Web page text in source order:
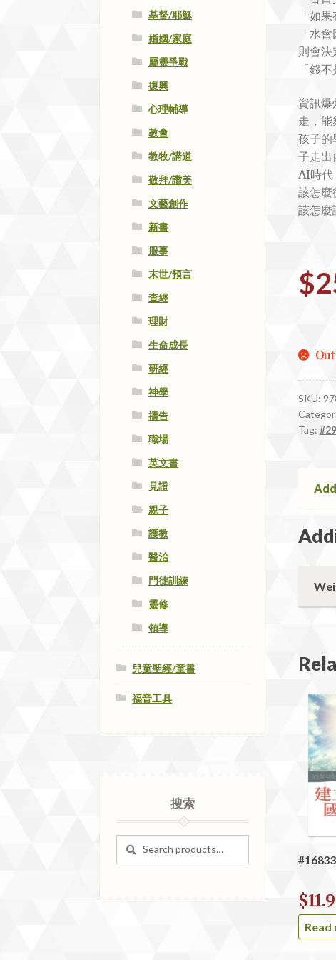
「如
「水
則會決
「錢
資訊
走，能
孩子的
子走出
AI時代
該怎麼
該怎麼
$
SKU:
Tag:
$
Read
基督/耶穌
婚姻/家庭
屬靈爭戰
復興
心理輔導
教會
教牧/講道
敬拜/讚美
文藝創作
新書
服事
末世/預言
查經
理財
生命成長
研經
神學
禱告
職場
英文書
見證
親子
護教
醫治
門徒訓練
靈修
領導
兒童聖經/童書
福音工具
搜索